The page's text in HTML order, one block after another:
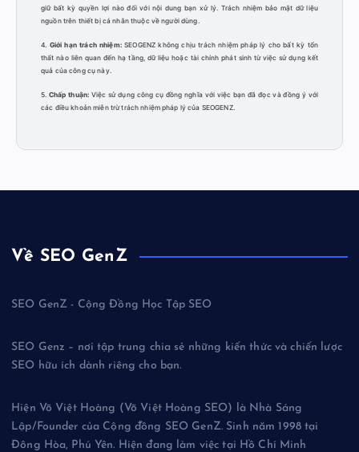
giữ bất kỳ quyền lợi nào đối với nội dung bạn xử lý. Trách nhiệm bảo mật dữ liệu
nguồn trên thiết bị cá nhân thuộc về người dùng.
4. Giới hạn trách nhiệm:SEOGENZ không chịu trách nhiệm pháp lý cho bất kỳ tổn
thất nào liên quan đến hạ tầng, dữ liệu hoặc tài chính phát sinh từ việc sử dụng kết
quả của công cụ này.
5.Chấp thuận: Việc sử dụng công cụ đồng nghĩa với việc bạn đã đọc và đồng ý với
các điều khoản miễn trừ trách nhiệm pháp lý của SEOGENZ.
Về SEO GenZ
SEO GenZ - Cộng Đồng Học Tập SEO
SEO Genz – nơi tập trung chia sẻ những kiến thức và chiến lược
SEO hữu ích dành riêng cho bạn.
Hiện Võ Việt Hoàng (Võ Việt Hoàng SEO) là Nhà Sáng
Lập/Founder của Cộng đồng SEO GenZ. Sinh năm 1998 tại
Đông Hòa, Phú Yên. Hiện đang làm việc tại Hồ Chí Minh